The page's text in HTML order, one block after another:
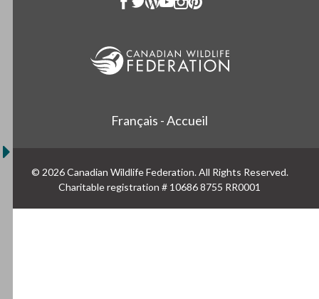
Français - Accueil
© 2026 Canadian Wildlife Federation. All Rights Reserved.
Charitable registration # 10686 8755 RR0001